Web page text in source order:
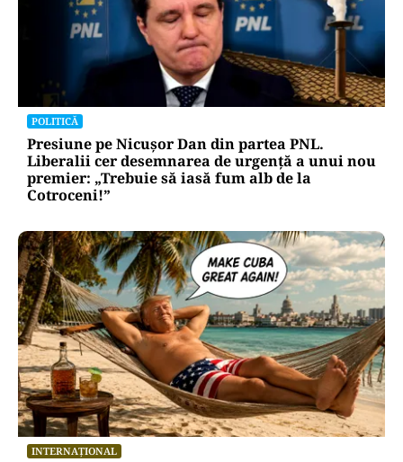
POLITICĂ
Presiune pe Nicușor Dan din partea PNL.
Liberalii cer desemnarea de urgență a unui nou
premier: „Trebuie să iasă fum alb de la
Cotroceni!”
INTERNAȚIONAL